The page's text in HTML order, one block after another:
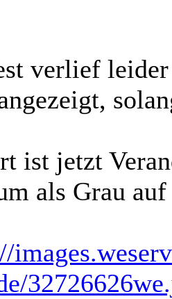
verlief
ist jetzt
als Grau